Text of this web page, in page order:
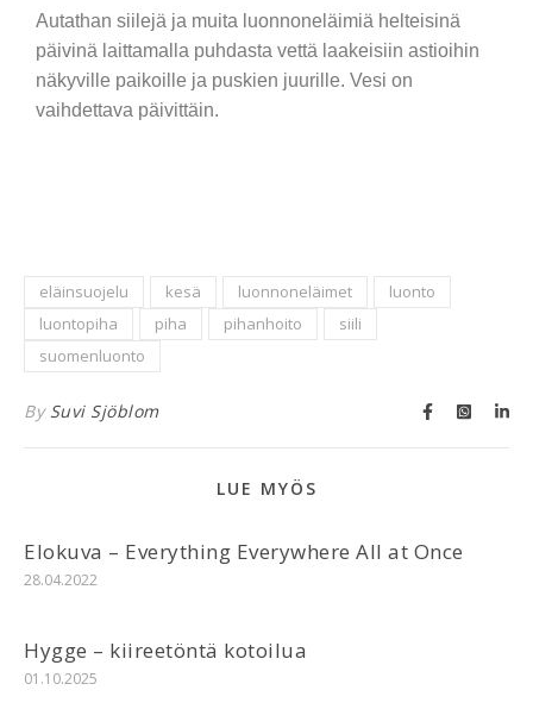
Autathan siilejä ja muita luonnoneläimiä helteisinä
päivinä laittamalla puhdasta vettä laakeisiin astioihin
näkyville paikoille ja puskien juurille. Vesi on
vaihdettava päivittäin.
eläinsuojelu kesä luonnoneläimet
luonto
luontopiha
piha pihanhoito
siili
suomenluonto
By Suvi Sjöblom
LUE MYÖS
Elokuva – Everything Everywhere All at Once
28.04.2022
Hygge – kiireetöntä kotoilua
01.10.2025